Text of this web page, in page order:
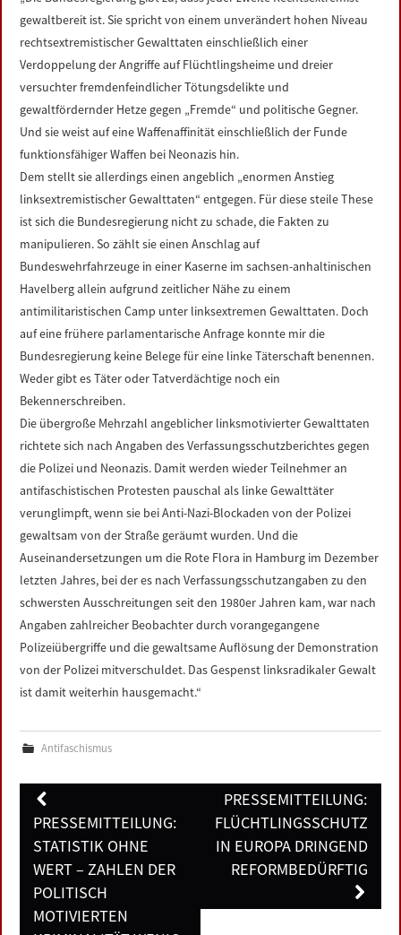
LINKS
DATENSCHUTZERKLÄRUNG
IMPRESSUM
gewaltbereit ist. Sie spricht von einem unverändert hohen Niveau
rechtsextremistischer Gewalttaten einschließlich einer
Verdoppelung der Angriffe auf Flüchtlingsheime und dreier
versuchter fremdenfeindlicher Tötungsdelikte und
gewaltfördernder Hetze gegen „Fremde“ und politische Gegner.
Und sie weist auf eine Waffenaffinität einschließlich der Funde
funktionsfähiger Waffen bei Neonazis hin.
Dem stellt sie allerdings einen angeblich „enormen Anstieg
linksextremistischer Gewalttaten“ entgegen. Für diese steile These
ist sich die Bundesregierung nicht zu schade, die Fakten zu
manipulieren. So zählt sie einen Anschlag auf
Bundeswehrfahrzeuge in einer Kaserne im sachsen-anhaltinischen
Havelberg allein aufgrund zeitlicher Nähe zu einem
antimilitaristischen Camp unter linksextremen Gewalttaten. Doch
auf eine frühere parlamentarische Anfrage konnte mir die
Bundesregierung keine Belege für eine linke Täterschaft benennen.
Weder gibt es Täter oder Tatverdächtige noch ein
Bekennerschreiben.
Die übergroße Mehrzahl angeblicher linksmotivierter Gewalttaten
richtete sich nach Angaben des Verfassungsschutzberichtes gegen
die Polizei und Neonazis. Damit werden wieder Teilnehmer an
antifaschistischen Protesten pauschal als linke Gewalttäter
verunglimpft, wenn sie bei Anti-Nazi-Blockaden von der Polizei
gewaltsam von der Straße geräumt wurden. Und die
Auseinandersetzungen um die Rote Flora in Hamburg im Dezember
letzten Jahres, bei der es nach Verfassungsschutzangaben zu den
schwersten Ausschreitungen seit den 1980er Jahren kam, war nach
Angaben zahlreicher Beobachter durch vorangegangene
Polizeiübergriffe und die gewaltsame Auflösung der Demonstration
von der Polizei mitverschuldet. Das Gespenst linksradikaler Gewalt
ist damit weiterhin hausgemacht.“
Antifaschismus
Post
navigation
PRESSEMITTEILUNG:
STATISTIK OHNE
WERT – ZAHLEN DER
POLITISCH
MOTIVIERTEN
PRESSEMITTEILUNG:
FLÜCHTLINGSSCHUTZ
IN EUROPA DRINGEND
REFORMBEDÜRFTIG